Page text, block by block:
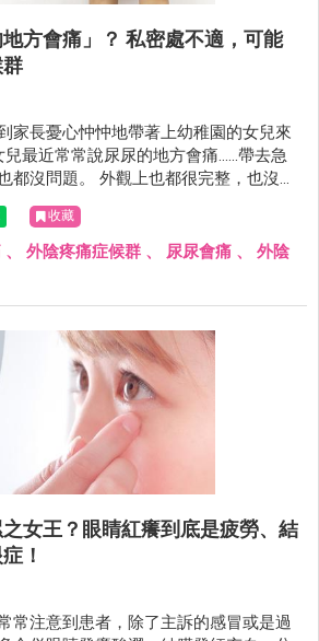
方會痛」？ 私密處不適，可能
家長憂心忡忡地帶著上幼稚園的女兒來
最近常常說尿尿的地方會痛......帶去急
都沒問題。 外觀上也都很完整，也沒有
是怎麼會回事？」
收藏
、 外陰疼痛症候群 、 尿尿會痛 、 外陰
女王？眼睛紅癢到底是疲勞、結
！
常注意到患者，除了主訴的感冒或是過